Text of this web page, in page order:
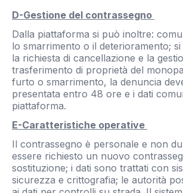
D-Gestione del contrassegno
Dalla piattaforma si può inoltre:
lo smarrimento o il deterioramento;
la richiesta di cancellazione e la
trasferimento di proprietà del
furto o smarrimento, la denuncia
presentata entro 48 ore e i dati
piattaforma.
E-Caratteristiche operative
Il contrassegno è personale e non
essere richiesto un nuovo
sostituzione; i dati sono trattati con
sicurezza e crittografia; le autorità